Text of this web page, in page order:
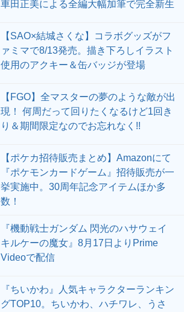
車田正美による全編大幅加筆で完全新生
【SAO×結城さくな】コラボグッズがフ
ァミマで8/13発売。描き下ろしイラスト
使用のアクキー＆缶バッジが登場
【FGO】全マスターの夢のような敵が出
現！ 何周だって回りたくなるけど1回き
り＆期間限定なのでお忘れなく!!
【ポケカ招待販売まとめ】Amazonにて
『ポケモンカードゲーム』招待販売が一
挙実施中。30周年記念アイテムほか多
数！
『機動戦士ガンダム 閃光のハサウェイ
キルケーの魔女』8月17日よりPrime
Videoで配信
『ちいかわ』人気キャラクターランキン
グTOP10。ちいかわ、ハチワレ、うさ